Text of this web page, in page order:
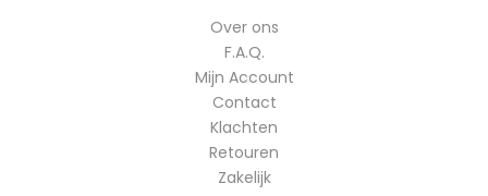
Over ons
F.A.Q.
Mijn Account
Contact
Klachten
Retouren
Zakelijk